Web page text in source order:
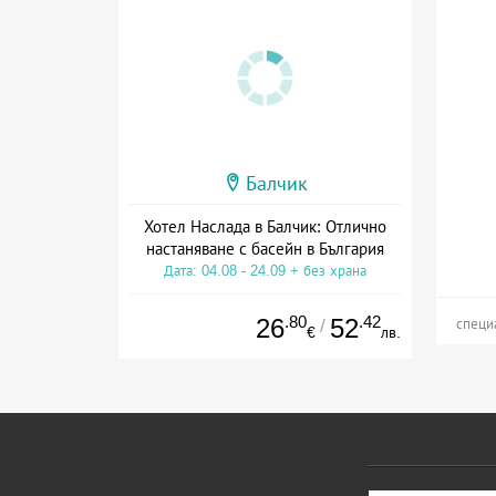
Балчик
Хотел Наслада в Балчик: Отлично
настаняване с басейн в България
Дата: 04.08 - 24.09 + без храна
26.80
€ / 52.42
лв.